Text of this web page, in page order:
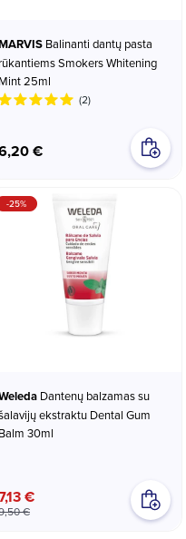
rūkantiems Smokers Whitening
Mint 25ml
(2)
€
ekstraktu Dental Gum
Balm 30ml
€
€
-25%